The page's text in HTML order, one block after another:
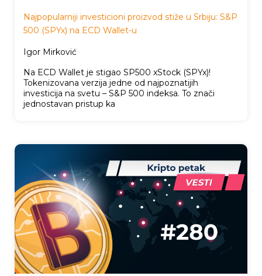
Najpopularniji investicioni proizvod stiže u Srbiju: S&P
500 (SPYx) na ECD Wallet-u
Igor Mirković
Na ECD Wallet je stigao SP500 xStock (SPYx)!
Tokenizovana verzija jedne od najpoznatijih
investicija na svetu – S&P 500 indeksa. To znači
jednostavan pristup ka